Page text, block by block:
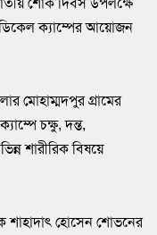
ক্যাম্পের আয়োজন
মোহাম্মদপুর গ্রামের
চক্ষু, দন্ত,
শারীরিক বিষয়ে
শাহাদাৎ হোসেন শোভনের